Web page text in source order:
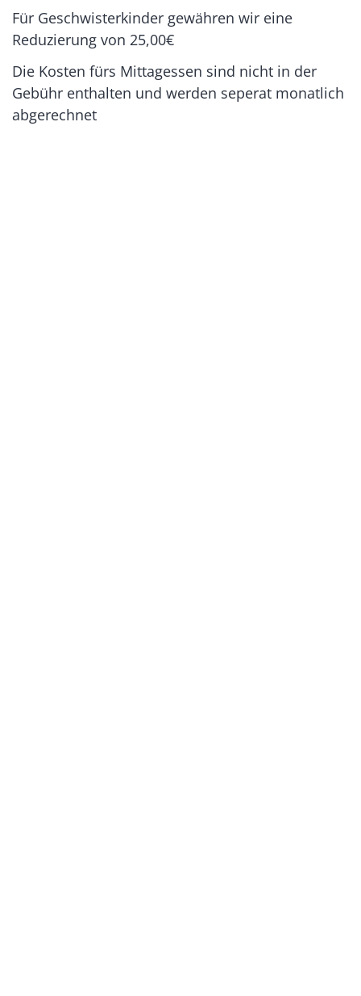
Für Geschwisterkinder gewähren wir eine
Reduzierung von 25,00€
Die Kosten fürs Mittagessen sind nicht in der
Gebühr enthalten und werden seperat monatlich
abgerechnet